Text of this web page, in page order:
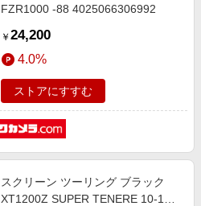
FZR1000 -88 4025066306992
￥ 24,200
4.0%
ストアにすすむ
スクリーン ツーリング ブラック
XT1200Z SUPER TENERE 10-13